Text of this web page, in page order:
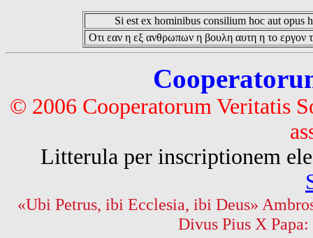
Si est ex hominibus consilium hoc aut opus
Οτι εαν η εξ ανθρωπων η βουλη αυτη η το εργον
© 2006 Cooperatorum Veritatis
Litterula per inscriptionem
«Ubi Petrus, ibi Ecclesia, ibi Deus»
Divus Pius X Papa: